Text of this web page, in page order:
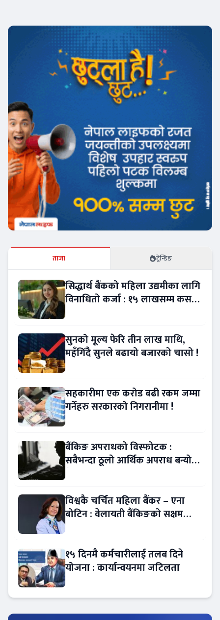
ताजा ट्रेन्डिङ
सिद्धार्थ बैंकको महिला उद्यमीका लागि
विनाधितो कर्जा : १५ लाखसम्म कसरी
सुनको मूल्य फेरि तीन लाख माथि,
महँगिँदै सुनले बढायो बजारको चासो !
सहकारीमा एक करोड बढी रकम जम्मा
गर्नेहरु सरकारको निगरानीमा !
बैंकिङ अपराधको विस्फोटक :
सबैभन्दा ठूलो आर्थिक अपराध बन्यो
विश्वकै चर्चित महिला बैंकर – एना
बोटिन : वेलायती बैंकिङको सक्षम
१५ दिनमै कर्मचारीलाई तलब दिने
योजना : कार्यान्वयनमा जटिलता